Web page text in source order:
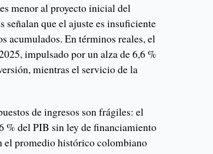
menor al proyecto inicial del
que el ajuste es insuficiente
acumulados. En términos reales, el
impulsado por un alza de 6,6 %
mientras el servicio de la
de ingresos son frágiles: el
% del PIB sin ley de financiamiento
el promedio histórico colombiano